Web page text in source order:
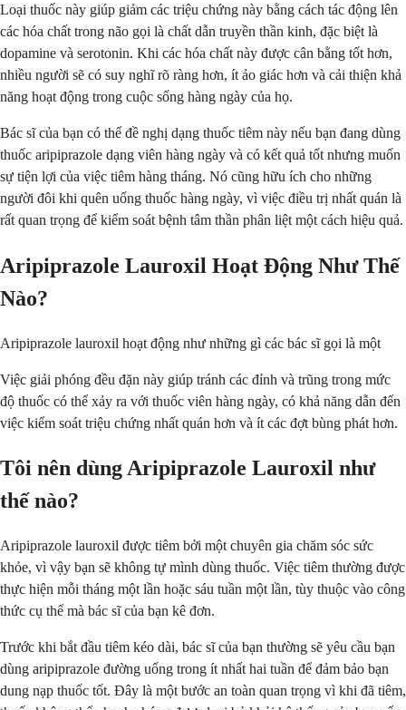
Loại thuốc này giúp giảm các triệu chứng này bằng cách tác động lên
các hóa chất trong não gọi là chất dẫn truyền thần kinh, đặc biệt là
dopamine và serotonin. Khi các hóa chất này được cân bằng tốt hơn,
nhiều người sẽ có suy nghĩ rõ ràng hơn, ít ảo giác hơn và cải thiện khả
năng hoạt động trong cuộc sống hàng ngày của họ.
Bác sĩ của bạn có thể đề nghị dạng thuốc tiêm này nếu bạn đang dùng
thuốc aripiprazole dạng viên hàng ngày và có kết quả tốt nhưng muốn
sự tiện lợi của việc tiêm hàng tháng. Nó cũng hữu ích cho những
người đôi khi quên uống thuốc hàng ngày, vì việc điều trị nhất quán là
rất quan trọng để kiểm soát bệnh tâm thần phân liệt một cách hiệu quả.
Aripiprazole Lauroxil Hoạt Động Như Thế
Nào?
Aripiprazole lauroxil hoạt động như những gì các bác sĩ gọi là một
Việc giải phóng đều đặn này giúp tránh các đỉnh và trũng trong mức
độ thuốc có thể xảy ra với thuốc viên hàng ngày, có khả năng dẫn đến
việc kiểm soát triệu chứng nhất quán hơn và ít các đợt bùng phát hơn.
Tôi nên dùng Aripiprazole Lauroxil như
thế nào?
Aripiprazole lauroxil được tiêm bởi một chuyên gia chăm sóc sức
khỏe, vì vậy bạn sẽ không tự mình dùng thuốc. Việc tiêm thường được
thực hiện mỗi tháng một lần hoặc sáu tuần một lần, tùy thuộc vào công
thức cụ thể mà bác sĩ của bạn kê đơn.
Trước khi bắt đầu tiêm kéo dài, bác sĩ của bạn thường sẽ yêu cầu bạn
dùng aripiprazole đường uống trong ít nhất hai tuần để đảm bảo bạn
dung nạp thuốc tốt. Đây là một bước an toàn quan trọng vì khi đã tiêm,